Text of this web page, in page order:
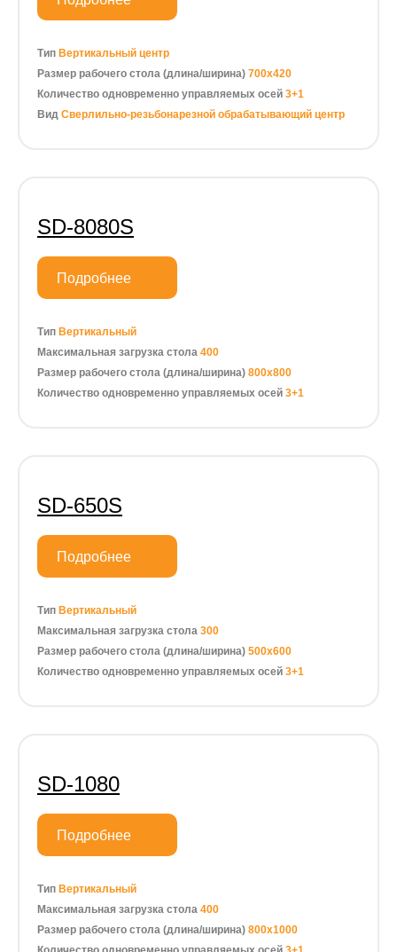
Тип Вертикальный центр
Размер рабочего стола (длина/ширина) 700х420
Количество одновременно управляемых осей 3+1
Вид Сверлильно-резьбонарезной обрабатывающий центр
SD-8080S
Подробнее
Тип Вертикальный
Максимальная загрузка стола 400
Размер рабочего стола (длина/ширина) 800х800
Количество одновременно управляемых осей 3+1
SD-650S
Подробнее
Тип Вертикальный
Максимальная загрузка стола 300
Размер рабочего стола (длина/ширина) 500х600
Количество одновременно управляемых осей 3+1
SD-1080
Подробнее
Тип Вертикальный
Максимальная загрузка стола 400
Размер рабочего стола (длина/ширина) 800х1000